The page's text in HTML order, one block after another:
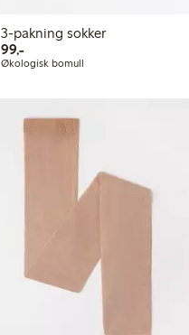
3-pakning sokker
99,-99,00 kr
Økologisk bomull